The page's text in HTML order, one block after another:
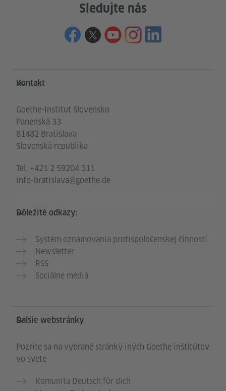
Sledujte nás
Service- und Informationsbereich
Kontakt
Goethe-Institut Slovensko
Panenská 33
81482 Bratislava
Slovenská republika
Tel. +421 2 59204 311
info-bratislava@goethe.de
Dôležité odkazy:
Systém oznamovania protispoločenskej činnosti
Newsletter
RSS
Sociálne médiá
Ďalšie webstránky
Pozrite sa na vybrané stránky iných Goethe inštitútov
vo svete
Komunita Deutsch für dich